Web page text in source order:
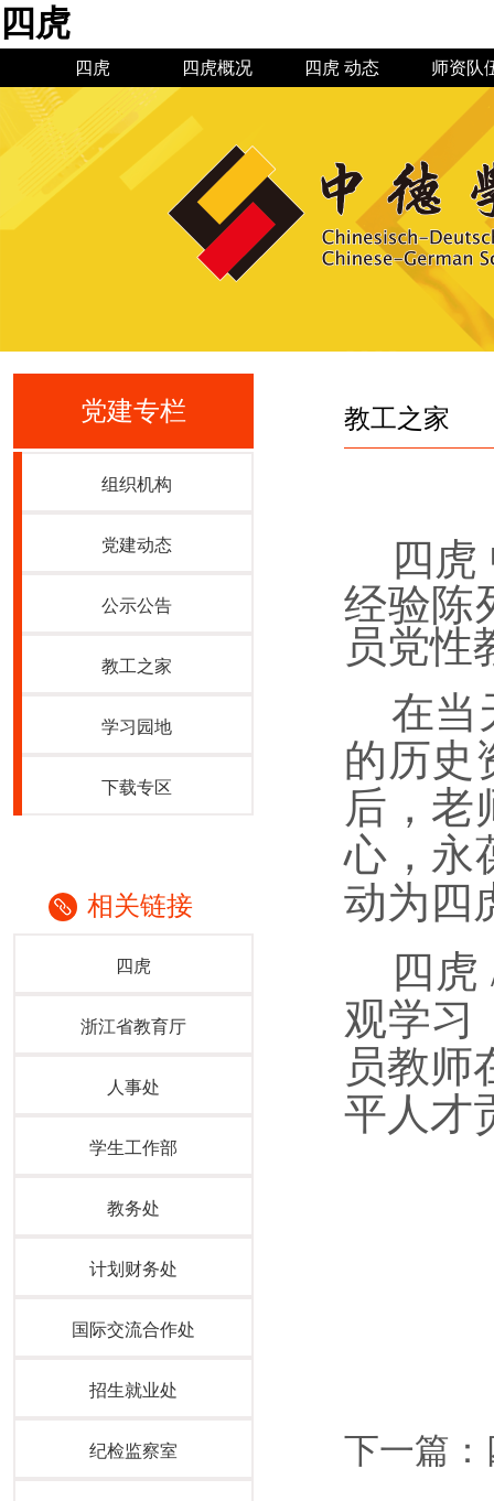
四虎
四虎 四虎概况
四虎简介 四虎 历
四虎 动态
规章制
师资队
教授博
专业建
党建专栏
组织机构
党建动态
公示公告
教工之家
学习园地
下载专区
相关链接
四虎
浙江省教育厅
人事处
学生工作部
教务处
计划财务处
国际交流合作处
招生就业处
纪检监察室
教工之家
四虎
经验陈
员党性
在当
的历史
后，老
心，永
动为四
四虎
观学习
员教师
平人才
下一篇